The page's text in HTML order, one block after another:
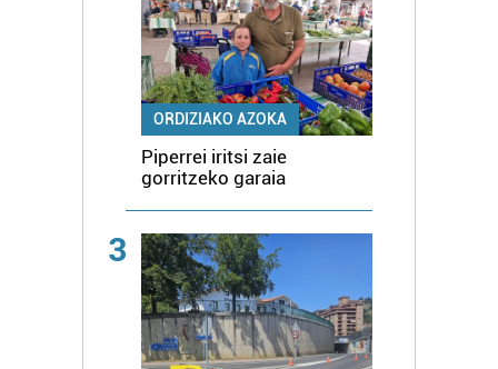
ORDIZIAKO AZOKA
Piperrei iritsi zaie
gorritzeko garaia
3